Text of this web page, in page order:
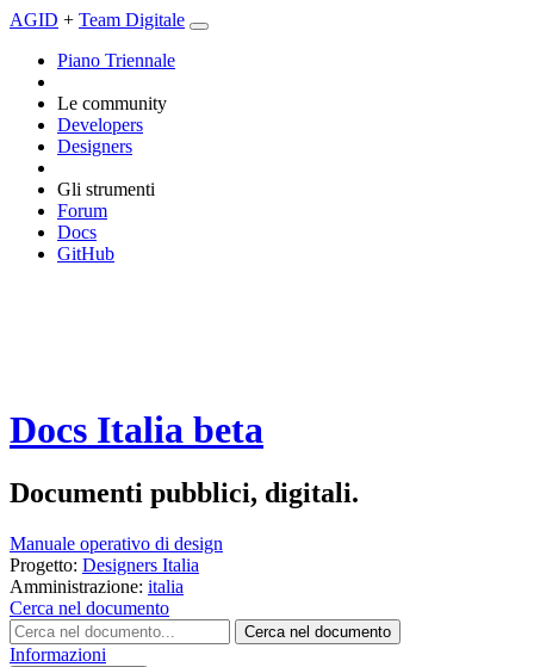
AGID + Team Digitale
Piano Triennale
Le community
Developers
Designers
Gli strumenti
Forum
Docs
GitHub
Docs Italia beta
Documenti pubblici, digitali.
Manuale operativo di design
Progetto: Designers Italia
Amministrazione: italia
Cerca nel documento
Cerca nel documento
Informazioni